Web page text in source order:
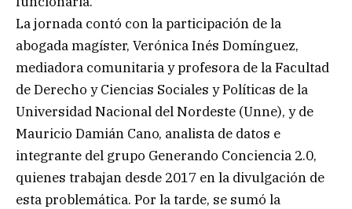
La jornada contó con la participación de la
abogada magíster, Verónica Inés Domínguez,
mediadora comunitaria y profesora de la Facultad
de Derecho y Ciencias Sociales y Políticas de la
Universidad Nacional del Nordeste (Unne), y de
Mauricio Damián Cano, analista de datos e
integrante del grupo Generando Conciencia 2.0,
quienes trabajan desde 2017 en la divulgación de
esta problemática. Por la tarde, se sumó la